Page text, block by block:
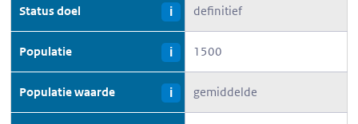
Status doel i definitief
Populatie i 1500
Populatie waarde i gemiddelde